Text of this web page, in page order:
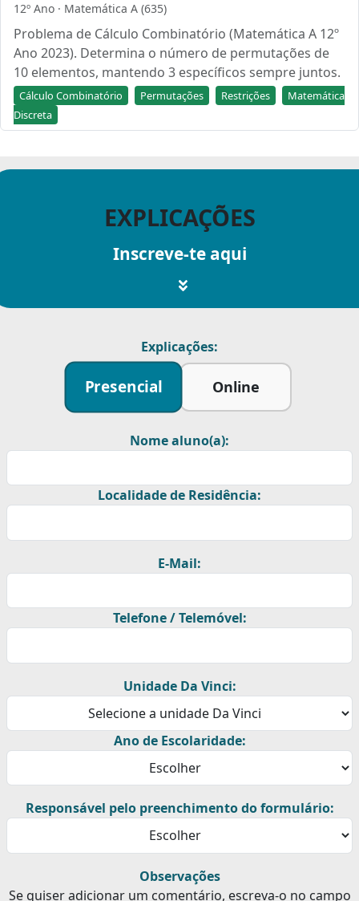
12º Ano · Matemática A (635)
Problema de Cálculo Combinatório (Matemática A 12º
Ano 2023). Determina o número de permutações de
10 elementos, mantendo 3 específicos sempre juntos.
Cálculo Combinatório Permutações Restrições
Matemática
Discreta
EXPLICAÇÕES
Inscreve-te aqui
Explicações:
Presencial Online
Nome aluno(a):
Localidade de Residência:
E-Mail:
Telefone / Telemóvel:
Unidade Da Vinci:
Ano de Escolaridade:
Responsável pelo preenchimento do formulário:
Observações
Se quiser adicionar um comentário, escreva-o no campo